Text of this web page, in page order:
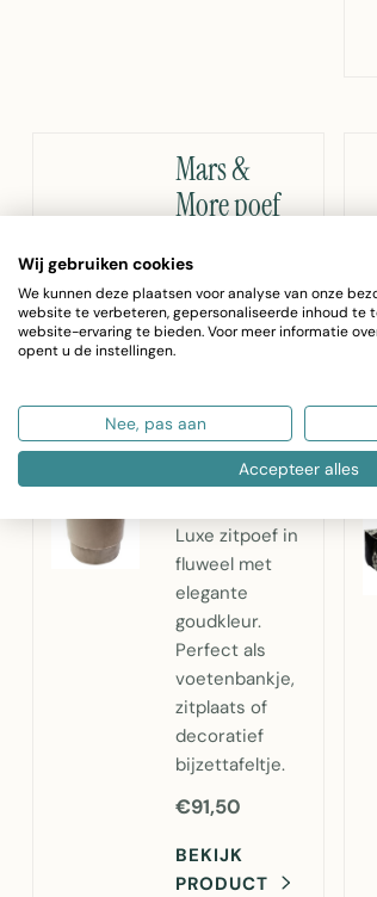
Mars &
More poef
goud
champagne
38x38x45cm
poef fluweel
goud
champagne
Luxe zitpoef in
fluweel met
elegante
goudkleur.
Perfect als
voetenbankje,
zitplaats of
decoratief
bijzettafeltje.
€91,50
BEKIJK
PRODUCT
Wij gebruiken cookies
We kunnen deze plaatsen voor analyse van onze
website te verbeteren, gepersonaliseerde inhoud te
website-ervaring te bieden. Voor meer informatie
opent u de instellingen.
Nee, pas aan
Accepteer alles